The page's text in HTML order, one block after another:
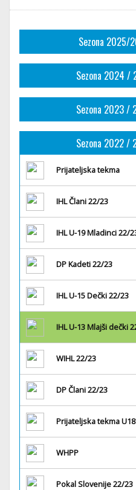
Sezona 2025/
Sezona 2024 /
Sezona 2023 /
Sezona 2022 /
Prijateljska tekma
IHL Člani 22/23
IHL U-19 Mladinci 22/
DP Kadeti 22/23
IHL U-15 Dečki 22/23
IHL U-13 Mlajši dečki
WIHL 22/23
DP Člani 22/23
Prijateljska tekma U18
WHPP
Pokal Slovenije 22/23